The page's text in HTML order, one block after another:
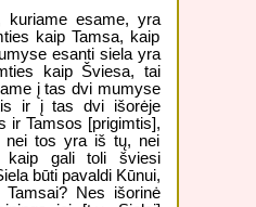
kuriame esame, yra
kaip Tamsa, kaip
esanti siela yra
kaip Šviesa, tai
į tas dvi mumyse
ir į tas dvi išorėje
ir Tamsos [prigimtis],
nei tos yra iš tų, nei
gali toli šviesi
būti pavaldi Kūnui,
Tamsai? Nes išorinė